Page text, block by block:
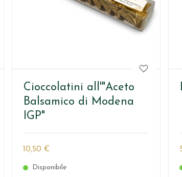
Cioccolatini all'"Aceto
Balsamico di Modena
IGP"
10,50 €
Disponibile